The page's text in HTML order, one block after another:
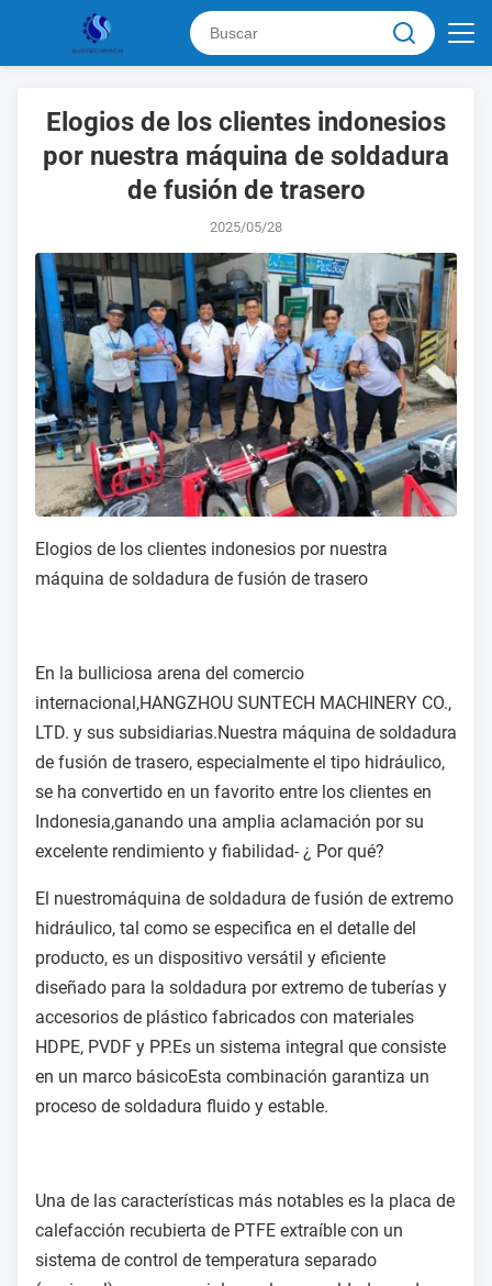
Elogios de los clientes indonesios
por nuestra máquina de soldadura
de fusión de trasero
2025/05/28
Elogios de los clientes indonesios por nuestra
máquina de soldadura de fusión de trasero
En la bulliciosa arena del comercio
internacional,HANGZHOU SUNTECH MACHINERY CO.,
LTD. y sus subsidiarias.Nuestra máquina de soldadura
de fusión de trasero, especialmente el tipo hidráulico,
se ha convertido en un favorito entre los clientes en
Indonesia,ganando una amplia aclamación por su
excelente rendimiento y fiabilidad- ¿ Por qué?
El nuestromáquina de soldadura de fusión de extremo
hidráulico, tal como se especifica en el detalle del
producto, es un dispositivo versátil y eficiente
diseñado para la soldadura por extremo de tuberías y
accesorios de plástico fabricados con materiales
HDPE, PVDF y PP.Es un sistema integral que consiste
en un marco básicoEsta combinación garantiza un
proceso de soldadura fluido y estable.
Una de las características más notables es la placa de
calefacción recubierta de PTFE extraíble con un
sistema de control de temperatura separado